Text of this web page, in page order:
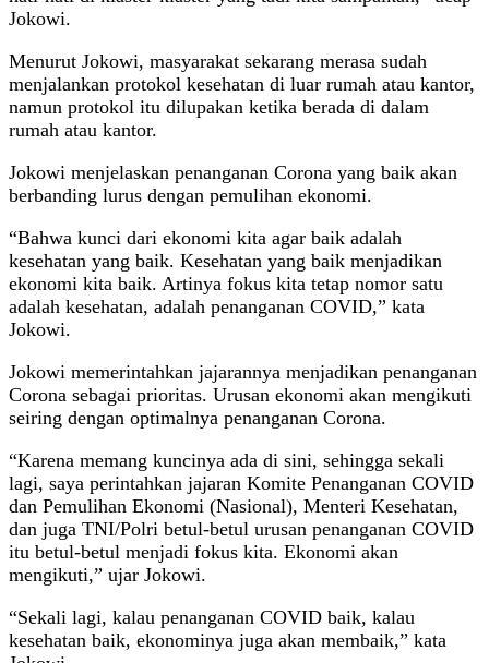
Jokowi.
Menurut Jokowi, masyarakat sekarang merasa sudah
menjalankan protokol kesehatan di luar rumah atau kantor,
namun protokol itu dilupakan ketika berada di dalam
rumah atau kantor.
Jokowi menjelaskan penanganan Corona yang baik akan
berbanding lurus dengan pemulihan ekonomi.
“Bahwa kunci dari ekonomi kita agar baik adalah
kesehatan yang baik. Kesehatan yang baik menjadikan
ekonomi kita baik. Artinya fokus kita tetap nomor satu
adalah kesehatan, adalah penanganan COVID,” kata
Jokowi.
Jokowi memerintahkan jajarannya menjadikan penanganan
Corona sebagai prioritas. Urusan ekonomi akan mengikuti
seiring dengan optimalnya penanganan Corona.
“Karena memang kuncinya ada di sini, sehingga sekali
lagi, saya perintahkan jajaran Komite Penanganan COVID
dan Pemulihan Ekonomi (Nasional), Menteri Kesehatan,
dan juga TNI/Polri betul-betul urusan penanganan COVID
itu betul-betul menjadi fokus kita. Ekonomi akan
mengikuti,” ujar Jokowi.
“Sekali lagi, kalau penanganan COVID baik, kalau
kesehatan baik, ekonominya juga akan membaik,” kata